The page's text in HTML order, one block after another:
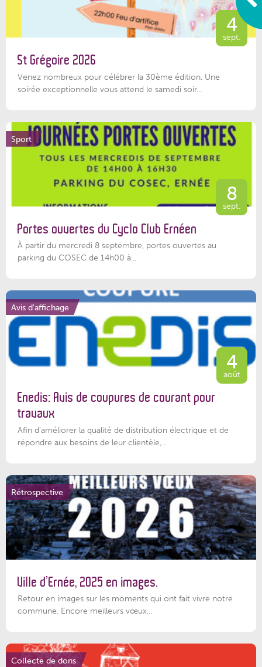
4
sept.
St Grégoire 2026
Venez nombreux pour célébrer la 30ème édition. Une
soirée exceptionnelle vous attend le samedi soir...
Sport
8
sept.
Portes ouvertes du Cyclo Club Ernéen
À partir du mercredi 8 septembre, portes ouvertes au
parking du COSEC de 14h00 à...
Avis d'affichage
4
août
Enedis: Avis de coupures de courant pour
travaux
Afin d’améliorer la qualité de distribution électrique et de
répondre aux besoins de leur clientèle,...
Rétrospective
Ville d’Ernée, 2025 en images.
Retour en images sur les moments qui ont fait vivre notre
commune. Encore meilleurs vœux...
Collecte de dons